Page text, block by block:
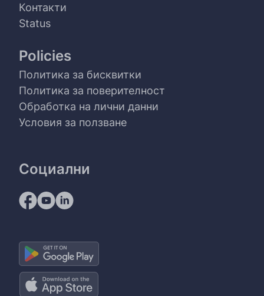
Контакти
Status
Policies
Политика за бисквитки
Политика за поверителност
Обработка на лични данни
Условия за ползване
Социални